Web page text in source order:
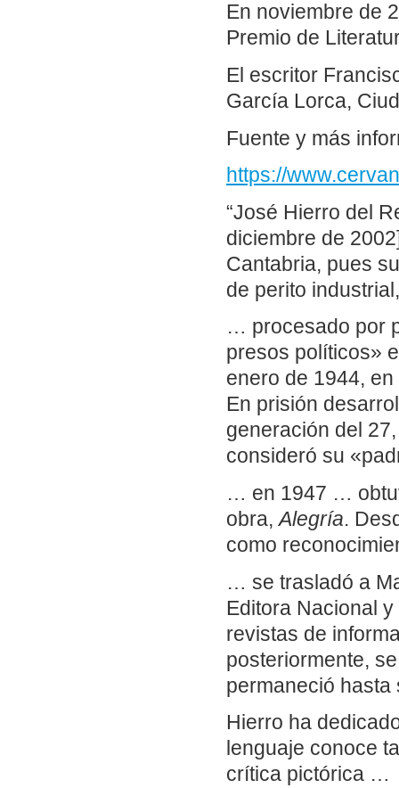
En noviembre de
Premio de
El escritor
García Lorca,
Fuente y más
https://
“José Hierro del
diciembre de
Cantabria, pues
de perito
… procesado por
presos políticos»
enero de 1944,
En prisión
generación del
consideró su
… en 1947 …
obra,Alegría.
como
… se trasladó a
Editora Nacional
revistas de
posteriormente,
permaneció hasta
Hierro ha
lenguaje conoce
crítica pictórica …